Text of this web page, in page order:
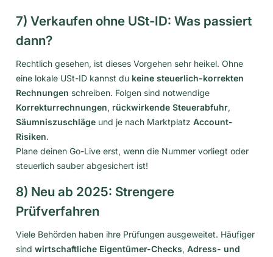
7) Verkaufen ohne USt-ID: Was passiert
dann?
Rechtlich gesehen, ist dieses Vorgehen sehr heikel. Ohne
eine lokale USt-ID kannst du keine steuerlich-korrekten
Rechnungen schreiben. Folgen sind notwendige
Korrekturrechnungen, rückwirkende Steuerabfuhr,
Säumniszuschläge und je nach Marktplatz Account-
Risiken.
Plane deinen Go-Live erst, wenn die Nummer vorliegt oder
steuerlich sauber abgesichert ist!
8) Neu ab 2025: Strengere
Prüfverfahren
Viele Behörden haben ihre Prüfungen ausgeweitet. Häufiger
sind wirtschaftliche Eigentümer-Checks, Adress- und